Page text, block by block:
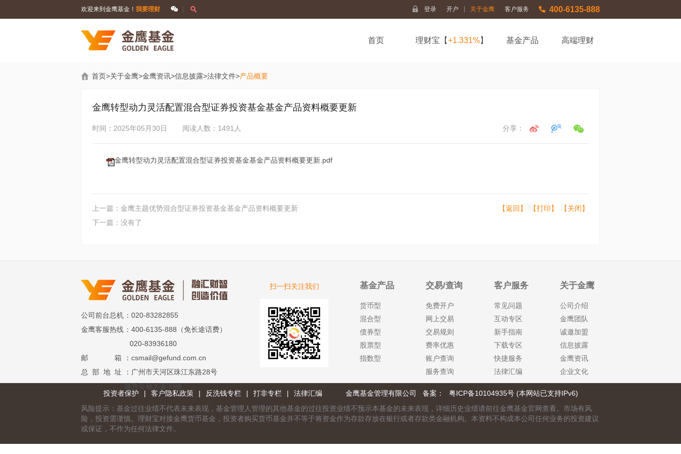
欢迎来到金鹰基金！ 我要理财 登录 开户 关于金鹰 客户服务 400-6135-888
首页 理财宝【+1.331%】 基金产品 高端理财
首页>关于金鹰>金鹰资讯>信息披露>法律文件>产品概要
金鹰转型动力灵活配置混合型证券投资基金基金产品资料概要更新
分享：
时间：2025年05月30日 阅读人数：1491人
金鹰转型动力灵活配置混合型证券投资基金基金产品资料概要更新.pdf
【返回】 【打印】 【关闭】
上一篇：金鹰主题优势混合型证券投资基金基金产品资料概要更新
下一篇：没有了
公司前台总机 ：020-83282855
金鹰客服热线 ：400-6135-888（免长途话费）
020-83936180
邮 箱
：csmail@gefund.com.cn
总 部 地 址
：广州市天河区珠江东路28号
越秀金融大厦30楼
扫一扫关注我们 基金产品
货币型
混合型
债券型
股票型
指数型
交易/查询
免费开户
网上交易
交易规则
费率优惠
账户查询
服务查询
客户服务
常见问题
互动专区
新手指南
下载专区
快捷服务
法律汇编
关于金鹰
公司介绍
金鹰团队
诚邀加盟
信息披露
金鹰资讯
企业文化
投资者保护 | 客户隐私政策 | 反洗钱专栏 | 打非专栏 | 法律汇编 金鹰基金管理有限公司 备案：
粤ICP备10104935号 (本网站已支持IPv6)
风险提示：基金过往业绩不代表未来表现，基金管理人管理的其他基金的过往投资业绩不预示本基金的未来表现，详细历史业绩请前往金鹰基金官网查看。市场有风
险，投资需谨慎。理财宝对接金鹰货币基金，投资者购买货币基金并不等于将资金作为存款存放在银行或者存款类金融机构。本资料不构成本公司任何业务的投资建议
或保证，不作为任何法律文件。